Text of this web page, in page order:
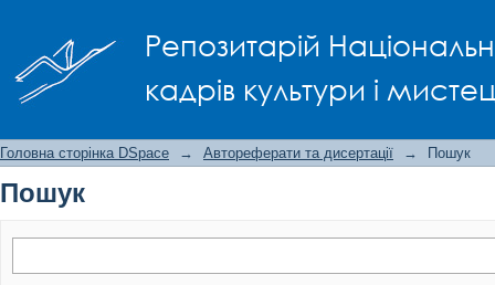
Репозитарій
кадрів культури і
Головна сторінка DSpace → Автореферати та дисертації → Пошук
Пошук